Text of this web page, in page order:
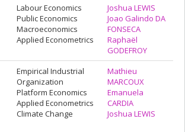
Labour Economics
Public Economics
Macroeconomics
Applied Econometrics
Joshua LEWIS
Joao Galindo DA
FONSECA
Raphaël
GODEFROY
Empirical Industrial
Organization
Platform Economics
Applied Econometrics
Climate Change
Mathieu
MARCOUX
Emanuela
CARDIA
Joshua LEWIS